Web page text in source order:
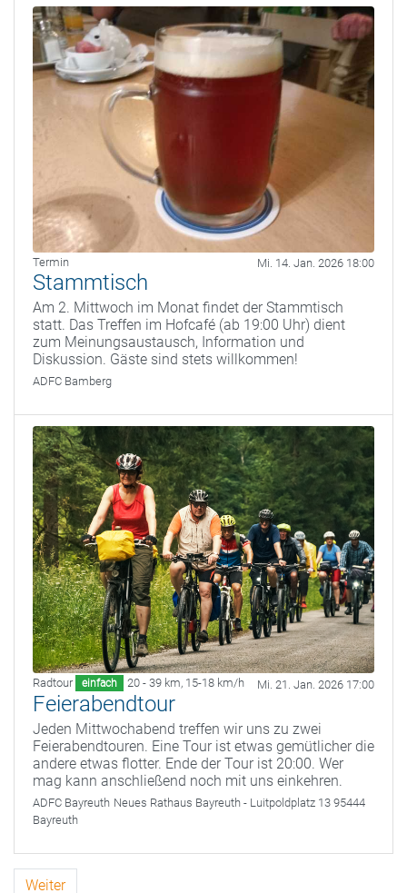
Termin Mi. 14. Jan. 2026 18:00
Stammtisch
Am 2. Mittwoch im Monat findet der Stammtisch
statt. Das Treffen im Hofcafé (ab 19:00 Uhr) dient
zum Meinungsaustausch, Information und
Diskussion. Gäste sind stets willkommen!
ADFC Bamberg
Radtour einfach 20 - 39 km, 15-18 km/h Mi. 21. Jan. 2026 17:00
Feierabendtour
Jeden Mittwochabend treffen wir uns zu zwei
Feierabendtouren. Eine Tour ist etwas gemütlicher die
andere etwas flotter. Ende der Tour ist 20:00. Wer
mag kann anschließend noch mit uns einkehren.
ADFC Bayreuth Neues Rathaus Bayreuth - Luitpoldplatz 13 95444
Bayreuth
Weiter